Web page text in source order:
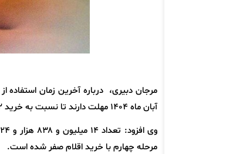
مرجان دبیری، درباره آخرین زمان استفاده
آبان ماه ۱۴۰۴ مهلت دارند تا نسبت به خرید ۱۲ قلم کالای اساسی اقدام کنند.
مرحله چهارم با خرید اقلام صفر شده است.